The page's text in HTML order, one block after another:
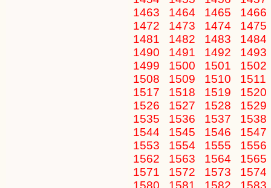
1463
1464 1465
1466
1472
1473 1474
1475
1481
1482 1483
1484
1490
1491 1492
1493
1499
1500 1501
1502
1508
1509 1510
1511
1517
1518 1519
1520
1526
1527 1528
1529
1535
1536 1537
1538
1544
1545 1546
1547
1553
1554 1555
1556
1562
1563 1564
1565
1571
1572 1573
1574